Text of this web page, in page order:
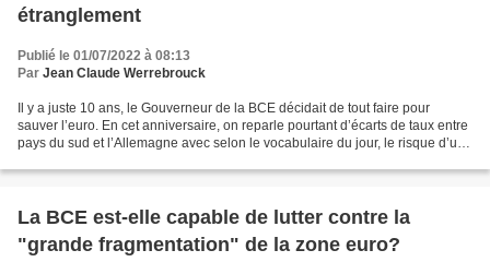
étranglement
Publié le 01/07/2022 à 08:13
Par Jean Claude Werrebrouck
Il y a juste 10 ans, le Gouverneur de la BCE décidait de tout faire pour
sauver l’euro. En cet anniversaire, on reparle pourtant d’écarts de taux entre
pays du sud et l’Allemagne avec selon le vocabulaire du jour, le risque d’une
La BCE est-elle capable de lutter contre la
"grande fragmentation" de la zone euro?